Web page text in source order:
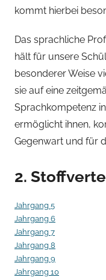
kommt hierbei
Das sprachliche
hält für unsere
besonderer Weise
sie auf eine
Sprachkompetenz
ermöglicht ihnen,
Gegenwart und für
2.
Jahrgang 5
Jahrgang 6
Jahrgang 7
Jahrgang 8
Jahrgang 9
Jahrgang 10